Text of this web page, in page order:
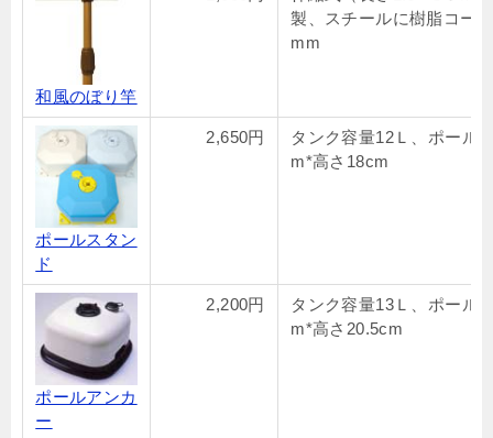
和風のぼり竿
製、スチールに樹脂コー
mm
ポールスタン
ド
2,650円
タンク容量12Ｌ、ポール
m*高さ18cm
ポールアンカ
ー
2,200円
タンク容量13Ｌ、ポール
m*高さ20.5cm